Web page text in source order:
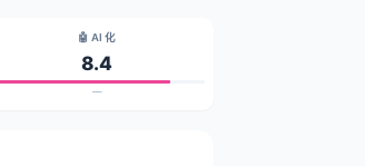
🤖 AI 化
8.4
—